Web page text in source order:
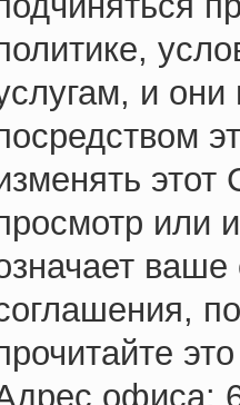
и
или
ваше
офиса: